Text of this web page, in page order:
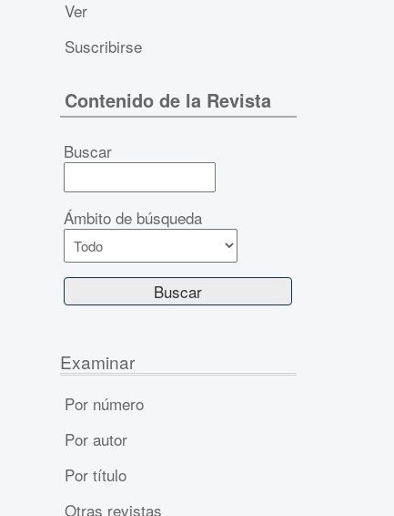
Ver
Suscribirse
Contenido de la Revista
Buscar
Ámbito de búsqueda
Examinar
Por número
Por autor
Por título
Otras revistas